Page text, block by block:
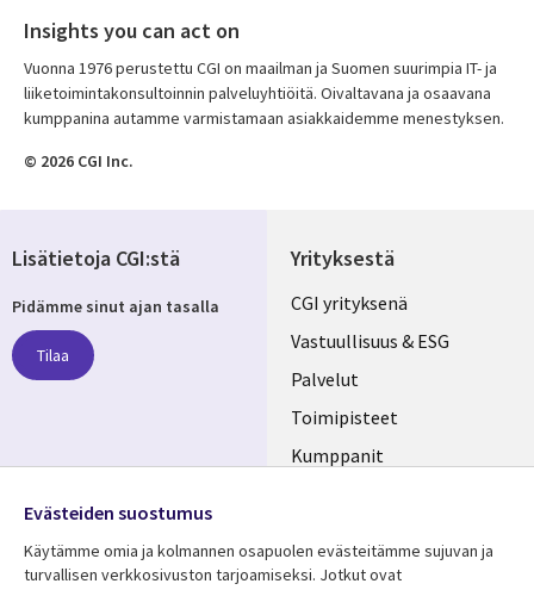
Insights you can act on
Vuonna 1976 perustettu CGI on maailman ja Suomen suurimpia IT- ja
liiketoimintakonsultoinnin palveluyhtiöitä. Oivaltavana ja osaavana
kumppanina autamme varmistamaan asiakkaidemme menestyksen.
© 2026 CGI Inc.
Yrityksestä
Useful
links
FINLAND
CGI yrityksenä
Vastuullisuus & ESG
Palvelut
Toimipisteet
Kumppanit
Lisätietoja CGI:stä
Pidämme sinut ajan tasalla
Tilaa
Media
FINLAND
Evästeiden suostumus
Käytämme omia ja kolmannen osapuolen evästeitämme sujuvan ja
turvallisen verkkosivuston tarjoamiseksi. Jotkut ovat